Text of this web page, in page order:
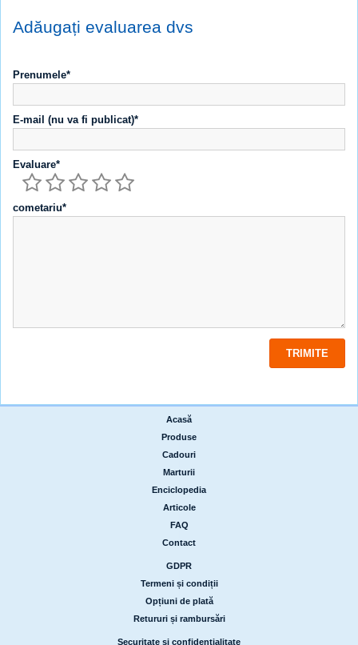
Adăugați evaluarea dvs
Prenumele*
E-mail (nu va fi publicat)*
Evaluare*
cometariu*
Acasă
Produse
Cadouri
Marturii
Enciclopedia
Articole
FAQ
Contact
GDPR
Termeni și condiții
Opțiuni de plată
Retururi și rambursări
Securitate și confidențialitate